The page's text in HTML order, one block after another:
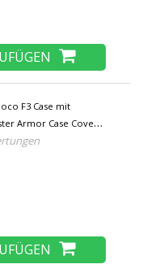
F3 Case mit
Armor Case Cover